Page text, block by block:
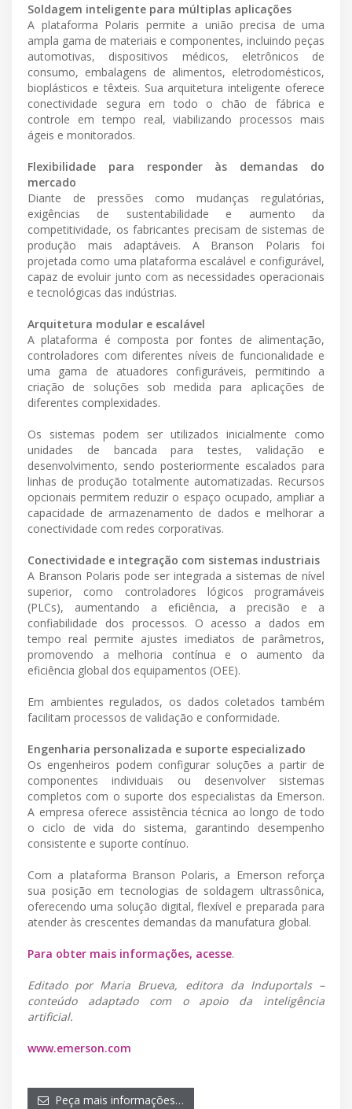
Soldagem inteligente para múltiplas aplicações
A plataforma Polaris permite a união precisa de uma
ampla gama de materiais e componentes, incluindo peças
automotivas, dispositivos médicos, eletrônicos de
consumo, embalagens de alimentos, eletrodomésticos,
bioplásticos e têxteis. Sua arquitetura inteligente oferece
conectividade segura em todo o chão de fábrica e
controle em tempo real, viabilizando processos mais
ágeis e monitorados.
Flexibilidade para responder às demandas do
mercado
Diante de pressões como mudanças regulatórias,
exigências de sustentabilidade e aumento da
competitividade, os fabricantes precisam de sistemas de
produção mais adaptáveis. A Branson Polaris foi
projetada como uma plataforma escalável e configurável,
capaz de evoluir junto com as necessidades operacionais
e tecnológicas das indústrias.
Arquitetura modular e escalável
A plataforma é composta por fontes de alimentação,
controladores com diferentes níveis de funcionalidade e
uma gama de atuadores configuráveis, permitindo a
criação de soluções sob medida para aplicações de
diferentes complexidades.
Os sistemas podem ser utilizados inicialmente como
unidades de bancada para testes, validação e
desenvolvimento, sendo posteriormente escalados para
linhas de produção totalmente automatizadas. Recursos
opcionais permitem reduzir o espaço ocupado, ampliar a
capacidade de armazenamento de dados e melhorar a
conectividade com redes corporativas.
Conectividade e integração com sistemas industriais
A Branson Polaris pode ser integrada a sistemas de nível
superior, como controladores lógicos programáveis
(PLCs), aumentando a eficiência, a precisão e a
confiabilidade dos processos. O acesso a dados em
tempo real permite ajustes imediatos de parâmetros,
promovendo a melhoria contínua e o aumento da
eficiência global dos equipamentos (OEE).
Em ambientes regulados, os dados coletados também
facilitam processos de validação e conformidade.
Engenharia personalizada e suporte especializado
Os engenheiros podem configurar soluções a partir de
componentes individuais ou desenvolver sistemas
completos com o suporte dos especialistas da Emerson.
A empresa oferece assistência técnica ao longo de todo
o ciclo de vida do sistema, garantindo desempenho
consistente e suporte contínuo.
Com a plataforma Branson Polaris, a Emerson reforça
sua posição em tecnologias de soldagem ultrassônica,
oferecendo uma solução digital, flexível e preparada para
atender às crescentes demandas da manufatura global.
Para obter mais informações, acesse.
Editado por Maria Brueva, editora da Induportals –
conteúdo adaptado com o apoio da inteligência
artificial.
www.emerson.com
Peça mais informações…